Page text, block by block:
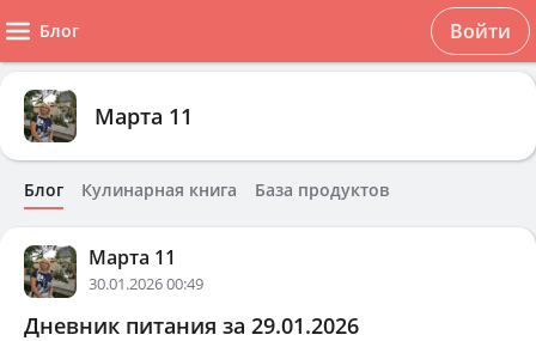
Блог Войти
Марта 11
Блог Кулинарная книга База продуктов
Марта 11
30.01.2026 00:49
Дневник питания за 29.01.2026